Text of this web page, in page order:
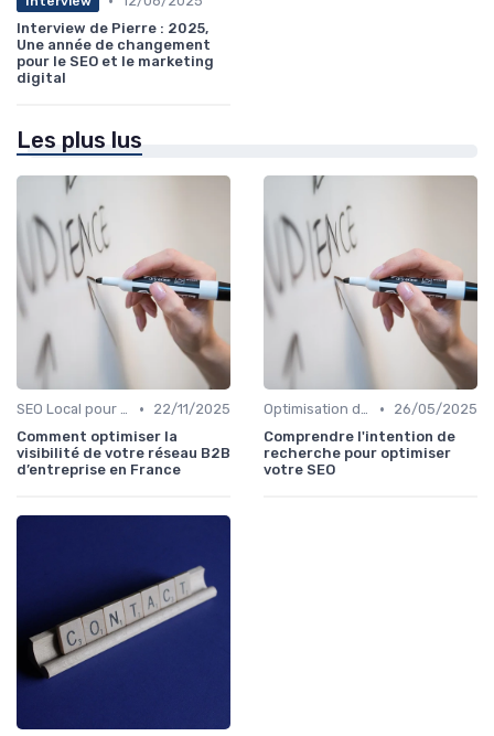
Interview de Pierre : 2025,
Une année de changement
pour le SEO et le marketing
digital
Les plus lus
SEO Local pour les Entreprises •
22/11/2025
Comment optimiser la
visibilité de votre réseau B2B
d’entreprise en France
Optimisation de Contenu •
26/05/2025
Comprendre l'intention de
recherche pour optimiser
votre SEO